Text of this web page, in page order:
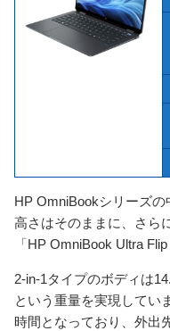
HP OmniBookシリーズ
高さはそのままに、さら
「HP OmniBook Ultra Flip
2-in-1タイプのボディは
という重量を実現してい
時間となっており、外出